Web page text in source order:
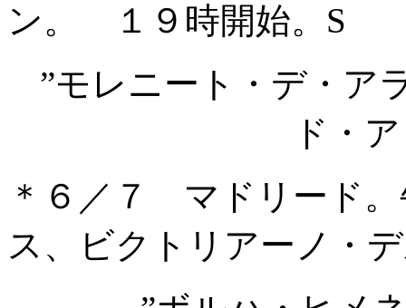
ン。 １９時開始。S
”モレニート・デ・ア
ド・
＊６／７ マドリード
ス、ビクトリアーノ・